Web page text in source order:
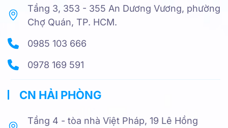
Tầng 3, 353 - 355 An Dương Vương, phường
Chợ Quán, TP. HCM.
0985 103 666
0978 169 591
CN HẢI PHÒNG
Tầng 4 - tòa nhà Việt Pháp, 19 Lê Hồng